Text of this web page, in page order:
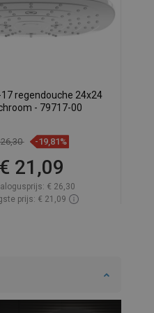
17 regendouche 24x24
- 79717-00
-19,81%
€ 21,09
€ 26,30
prijs: € 21,09
SWEDISH
CROATIAN
GREEK
SLOVENIAN